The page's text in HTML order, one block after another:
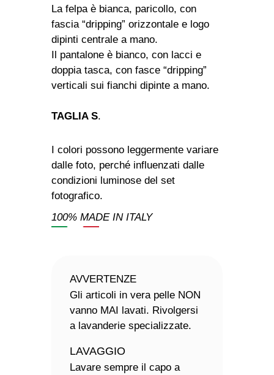
La felpa è bianca, paricollo, con
fascia “dripping” orizzontale e logo
dipinti centrale a mano.
Il pantalone è bianco, con lacci e
doppia tasca, con fasce “dripping”
verticali sui fianchi dipinte a mano.
TAGLIA S.
I colori possono leggermente variare
dalle foto, perché influenzati dalle
condizioni luminose del set
fotografico.
100% MADE IN ITALY
AVVERTENZE
Gli articoli in vera pelle NON
vanno MAI lavati. Rivolgersi
a lavanderie specializzate.
LAVAGGIO
Lavare sempre il capo a